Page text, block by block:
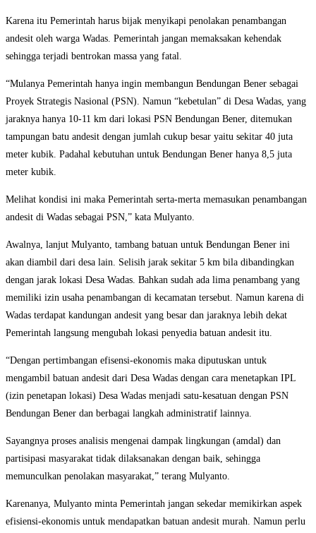
Karena itu Pemerintah harus bijak menyikapi penolakan penambangan
andesit oleh warga Wadas. Pemerintah jangan memaksakan kehendak
sehingga terjadi bentrokan massa yang fatal.
“Mulanya Pemerintah hanya ingin membangun Bendungan Bener sebagai
Proyek Strategis Nasional (PSN). Namun “kebetulan” di Desa Wadas, yang
jaraknya hanya 10-11 km dari lokasi PSN Bendungan Bener, ditemukan
tampungan batu andesit dengan jumlah cukup besar yaitu sekitar 40 juta
meter kubik. Padahal kebutuhan untuk Bendungan Bener hanya 8,5 juta
meter kubik.
Melihat kondisi ini maka Pemerintah serta-merta memasukan penambangan
andesit di Wadas sebagai PSN,” kata Mulyanto.
Awalnya, lanjut Mulyanto, tambang batuan untuk Bendungan Bener ini
akan diambil dari desa lain. Selisih jarak sekitar 5 km bila dibandingkan
dengan jarak lokasi Desa Wadas. Bahkan sudah ada lima penambang yang
memiliki izin usaha penambangan di kecamatan tersebut. Namun karena di
Wadas terdapat kandungan andesit yang besar dan jaraknya lebih dekat
Pemerintah langsung mengubah lokasi penyedia batuan andesit itu.
“Dengan pertimbangan efisensi-ekonomis maka diputuskan untuk
mengambil batuan andesit dari Desa Wadas dengan cara menetapkan IPL
(izin penetapan lokasi) Desa Wadas menjadi satu-kesatuan dengan PSN
Bendungan Bener dan berbagai langkah administratif lainnya.
Sayangnya proses analisis mengenai dampak lingkungan (amdal) dan
partisipasi masyarakat tidak dilaksanakan dengan baik, sehingga
memunculkan penolakan masyarakat,” terang Mulyanto.
Karenanya, Mulyanto minta Pemerintah jangan sekedar memikirkan aspek
efisiensi-ekonomis untuk mendapatkan batuan andesit murah. Namun perlu